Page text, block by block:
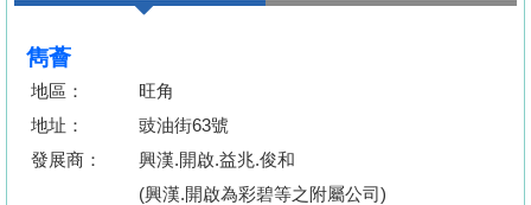
主
放
盤
宅
谷
雋薈
地區：
旺角
地址：
豉油街63號
發展商：
興漢.開啟.益兆.俊和
(興漢.開啟為彩碧等之附屬公司)